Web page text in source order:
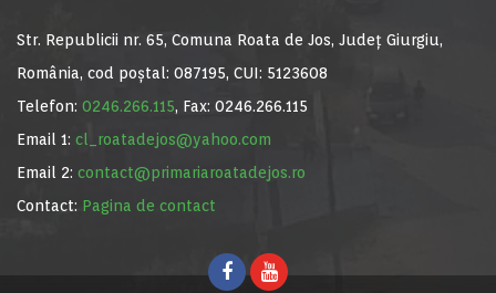
Str. Republicii nr. 65, Comuna Roata de Jos, Județ Giurgiu,
România, cod poștal: 087195, CUI: 5123608
Telefon: 0246.266.115, Fax: 0246.266.115
Email 1: cl_roatadejos@yahoo.com
Email 2: contact@primariaroatadejos.ro
Contact: Pagina de contact